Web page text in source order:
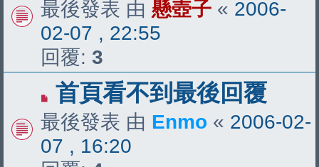
最後發表 由 懸壺子 « 2006-
02-07 , 22:55
回覆: 3
首頁看不到最後回覆
最後發表 由 Enmo « 2006-02-
07 , 16:20